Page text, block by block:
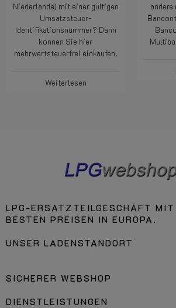
Niederlande) mit einer gültigen
Umsatzsteuer-
Identifikationsnummer? Dann
können Sie hier
mehrwertsteuerfrei einkaufen.
Weiterlesen
LPG-ERSATZTEILGESCHÄFT MIT
BESTEN PREISEN IN EUROPA.
UNSER LADENSTANDORT
SICHERER WEBSHOP
DIENSTLEISTUNGEN